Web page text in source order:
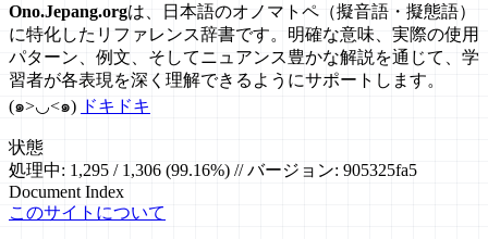
Ono.Jepang.orgは、日本語のオノマトペ（擬音語・擬態語）
に特化したリファレンス辞書です。明確な意味、実際の使用
パターン、例文、そしてニュアンス豊かな解説を通じて、学
習者が各表現を深く理解できるようにサポートします。
(๑>◡<๑) ドキドキ
状態
処理中: 1,295 / 1,306 (99.16%) // バージョン: 905325fa5
Document Index
このサイトについて